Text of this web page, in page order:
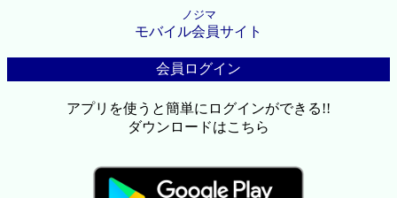
ノジマ
モバイル会員サイト
会員ログイン
アプリを使うと簡単にログインができる!!
ダウンロードはこちら